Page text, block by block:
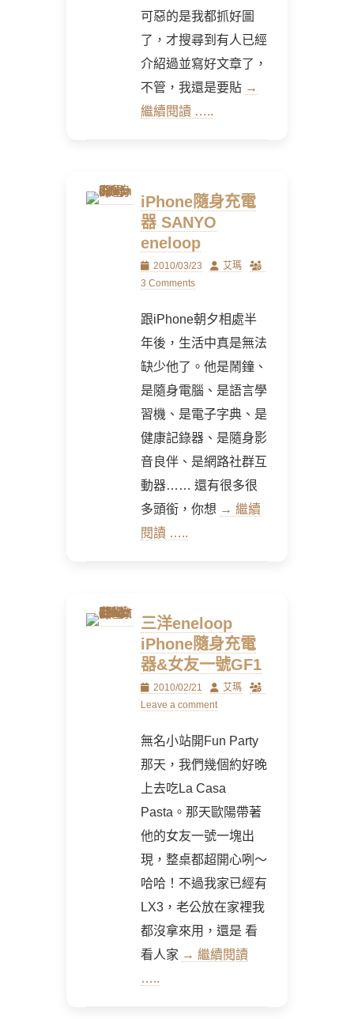
可惡的是我都抓好圖
了，才搜尋到有人已經
介紹過並寫好文章了，
不管，我還是要貼 →
繼續閱讀 …..
iPhone隨身充電
器 SANYO
eneloop
Posted
on
2010/03/23 Author
艾瑪
3 Comments
跟iPhone朝夕相處半
年後，生活中真是無法
缺少他了。他是鬧鐘、
是隨身電腦、是語言學
習機、是電子字典、是
健康記錄器、是隨身影
音良伴、是網路社群互
動器…… 還有很多很
多頭銜，你想 → 繼續
閱讀 …..
三洋eneloop
iPhone隨身充電
器&女友一號GF1
Posted
on
2010/02/21 Author
艾瑪
Leave a comment
無名小站開Fun Party
那天，我們幾個約好晚
上去吃La Casa
Pasta。那天歐陽帶著
他的女友一號一塊出
現，整桌都超開心咧～
哈哈！不過我家已經有
LX3，老公放在家裡我
都沒拿來用，還是 看
看人家 → 繼續閱讀
…..